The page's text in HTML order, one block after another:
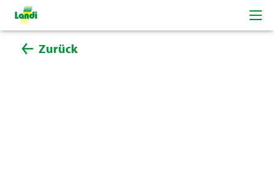
Zurück